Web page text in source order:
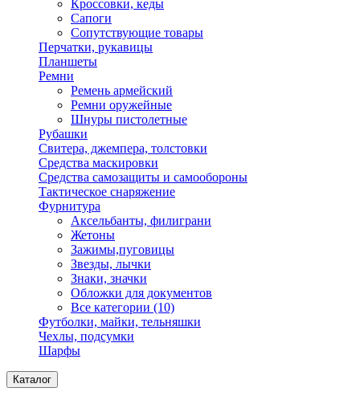
Кроссовки, кеды
Сапоги
Сопутствующие товары
Перчатки, рукавицы
Планшеты
Ремни
Ремень армейский
Ремни оружейные
Шнуры пистолетные
Рубашки
Свитера, джемпера, толстовки
Средства маскировки
Средства самозащиты и самообороны
Тактическое снаряжение
Фурнитура
Аксельбанты, филиграни
Жетоны
Зажимы,пуговицы
Звезды, лычки
Знаки, значки
Обложки для документов
Все категории (10)
Футболки, майки, тельняшки
Чехлы, подсумки
Шарфы
Каталог